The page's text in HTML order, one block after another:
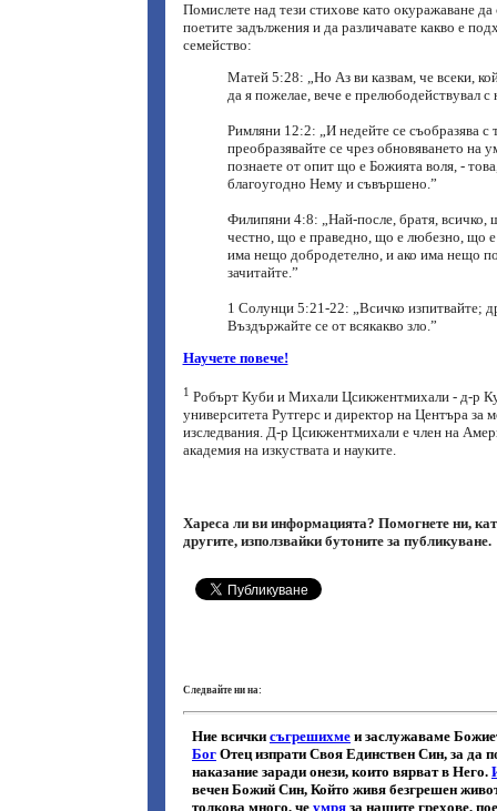
Помислете над тези стихове като окуражаване
поетите задължения и да различавате какво е
семейство:
Матей 5:28: „Но Аз ви казвам, че всеки,
да я пожелае, вече е прелюбодействувал с
Римляни 12:2: „И недейте се съобразява с
преобразявайте се чрез обновяването на
познаете от опит що е Божията воля, -
благоугодно Нему и съвършено.”
Филипяни 4:8: „Най-после, братя, всичко,
честно, що е праведно, що е любезно, що е
има нещо добродетелно, и ако има нещо
зачитайте.”
1 Солунци 5:21-22: „Всичко изпитвайте;
Въздържайте се от всякакво зло.”
Научете повече!
1 Робърт Куби и Михали Цсикжентмихали - д-р
университета Рутгерс и директор на Центъра за
изследвания. Д-р Цсикжентмихали е член на
академия на изкуствата и науките.
Хареса ли ви информацията? Помогнете ни,
другите, използвайки бутоните за публикуване.
Следвайте ни на: